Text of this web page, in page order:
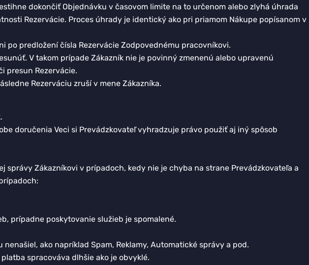
dokončiť Objednávku v časovom limite na to určenom alebo zlyhá úhrada
Rezervácie. Proces úhrady je identický ako pri priamom Nákupe popísanom v
po predložení čísla Rezervácie Zodpovednému pracovníkovi.
V takom prípade Zákazník nie je povinný zmenenú alebo upravenú
presun Rezervácie.
Rezerváciu zruší v mene Zákazníka.
doručenia Veci si Prevádzkovateľ vyhradzuje právo použiť aj iný spôsob
Zákazníkovi v prípadoch, kedy nie je chyba na strane Prevádzkovateľa a
prípadne poskytovanie služieb je spomalené.
ako napríklad Spam, Reklamy, Automatické správy a pod.
spracováva dlhšie ako je obvyklé.